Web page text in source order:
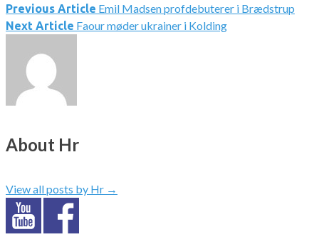
Indlægsnavigation
Previous Article Emil Madsen profdebuterer i Brædstrup
Next Article Faour møder ukrainer i Kolding
About Hr
View all posts by Hr →